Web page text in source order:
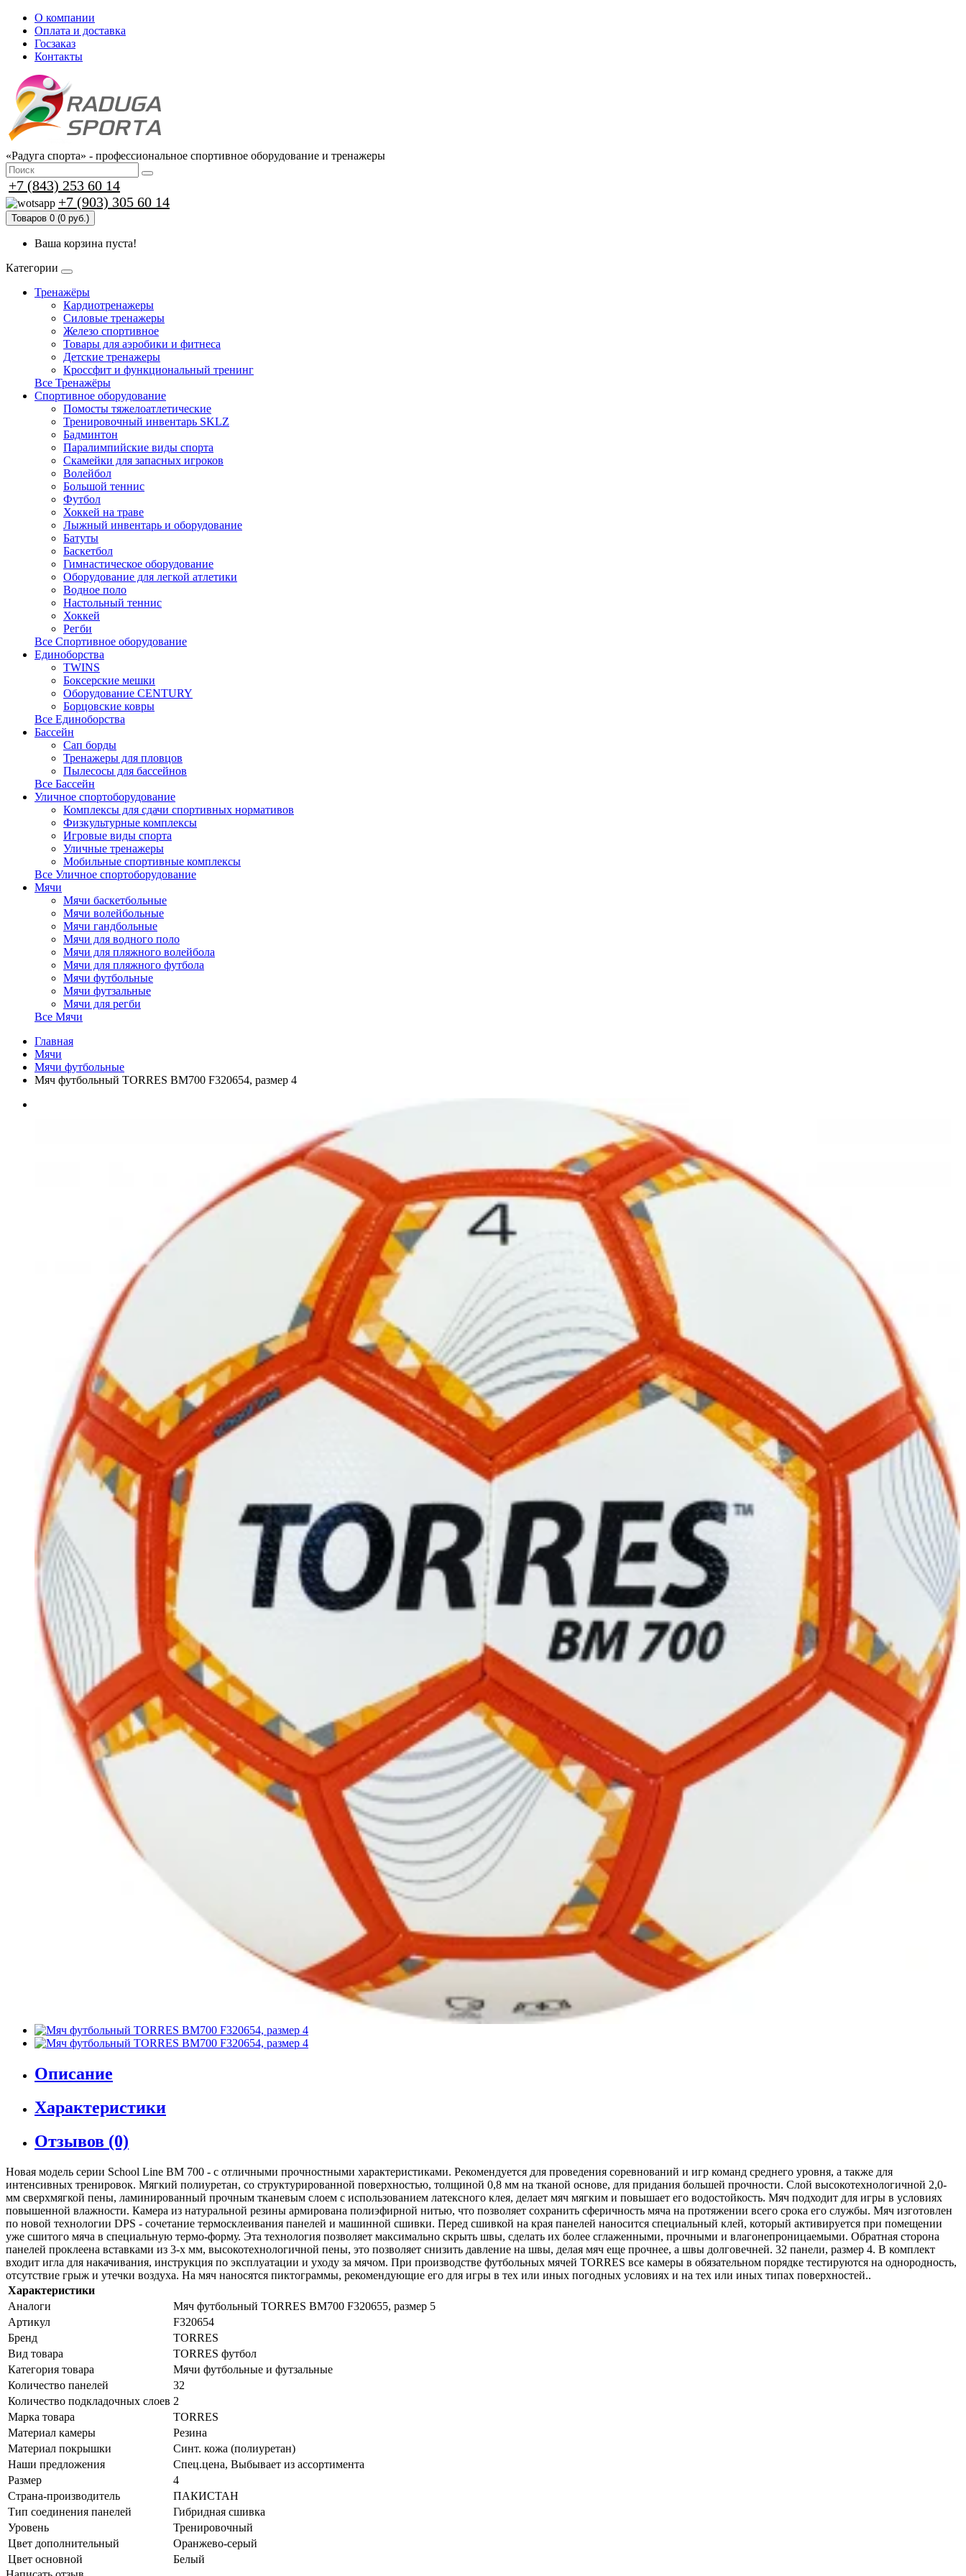
О компании
Оплата и доставка
Госзаказ
Контакты
«Радуга спорта» - профессиональное спортивное оборудование и тренажеры
+7 (843) 253 60 14
+7 (903) 305 60 14
Товаров 0 (0 руб.)
Ваша корзина пуста!
Категории
Тренажёры
Кардиотренажеры
Силовые тренажеры
Железо спортивное
Товары для аэробики и фитнеса
Детские тренажеры
Кроссфит и функциональный тренинг
Все Тренажёры
Спортивное оборудование
Помосты тяжелоатлетические
Тренировочный инвентарь SKLZ
Бадминтон
Паралимпийские виды спорта
Скамейки для запасных игроков
Волейбол
Большой теннис
Футбол
Хоккей на траве
Лыжный инвентарь и оборудование
Батуты
Баскетбол
Гимнастическое оборудование
Оборудование для легкой атлетики
Водное поло
Настольный теннис
Хоккей
Регби
Все Спортивное оборудование
Единоборства
TWINS
Боксерские мешки
Оборудование CENTURY
Борцовские ковры
Все Единоборства
Бассейн
Сап борды
Тренажеры для пловцов
Пылесосы для бассейнов
Все Бассейн
Уличное спортоборудование
Комплексы для сдачи спортивных нормативов
Физкультурные комплексы
Игровые виды спорта
Уличные тренажеры
Мобильные спортивные комплексы
Все Уличное спортоборудование
Мячи
Мячи баскетбольные
Мячи волейбольные
Мячи гандбольные
Мячи для водного поло
Мячи для пляжного волейбола
Мячи для пляжного футбола
Мячи футбольные
Мячи футзальные
Мячи для регби
Все Мячи
Главная
Мячи
Мячи футбольные
Мяч футбольный TORRES BM700 F320654, размер 4
Описание
Характеристики
Отзывов (0)
Новая модель серии School Line BM 700 - с отличными прочностными характеристиками. Рекомендуется для проведения соревнований и игр команд среднего уровня, а также для
интенсивных тренировок. Мягкий полиуретан, со структурированной поверхностью, толщиной 0,8 мм на тканой основе, для придания большей прочности. Слой высокотехнологичной 2,0-
мм сверхмягкой пены, ламинированный прочным тканевым слоем с использованием латексного клея, делает мяч мягким и повышает его водостойкость. Мяч подходит для игры в условиях
повышенной влажности. Камера из натуральной резины армирована полиэфирной нитью, что позволяет сохранить сферичность мяча на протяжении всего срока его службы. Мяч изготовлен
по новой технологии DPS - сочетание термосклеивания панелей и машинной сшивки. Перед сшивкой на края панелей наносится специальный клей, который активируется при помещении
уже сшитого мяча в специальную термо-форму. Эта технология позволяет максимально скрыть швы, сделать их более сглаженными, прочными и влагонепроницаемыми. Обратная сторона
панелей проклеена вставками из 3-х мм, высокотехнологичной пены, это позволяет снизить давление на швы, делая мяч еще прочнее, а швы долговечней. 32 панели, размер 4. В комплект
входит игла для накачивания, инструкция по эксплуатации и уходу за мячом. При производстве футбольных мячей TORRES все камеры в обязательном порядке тестируются на однородность,
отсутствие грыж и утечки воздуха. На мяч наносятся пиктограммы, рекомендующие его для игры в тех или иных погодных условиях и на тех или иных типах поверхностей..
Характеристики
Аналоги
Мяч футбольный TORRES BM700 F320655, размер 5
Артикул
F320654
Бренд
TORRES
Вид товара
TORRES футбол
Категория товара
Мячи футбольные и футзальные
Количество панелей
32
Количество подкладочных слоев 2
Марка товара
TORRES
Материал камеры
Резина
Материал покрышки
Синт. кожа (полиуретан)
Наши предложения
Спец.цена, Выбывает из ассортимента
Размер
4
Страна-производитель
ПАКИСТАН
Тип соединения панелей
Гибридная сшивка
Уровень
Тренировочный
Цвет дополнительный
Оранжево-серый
Цвет основной
Белый